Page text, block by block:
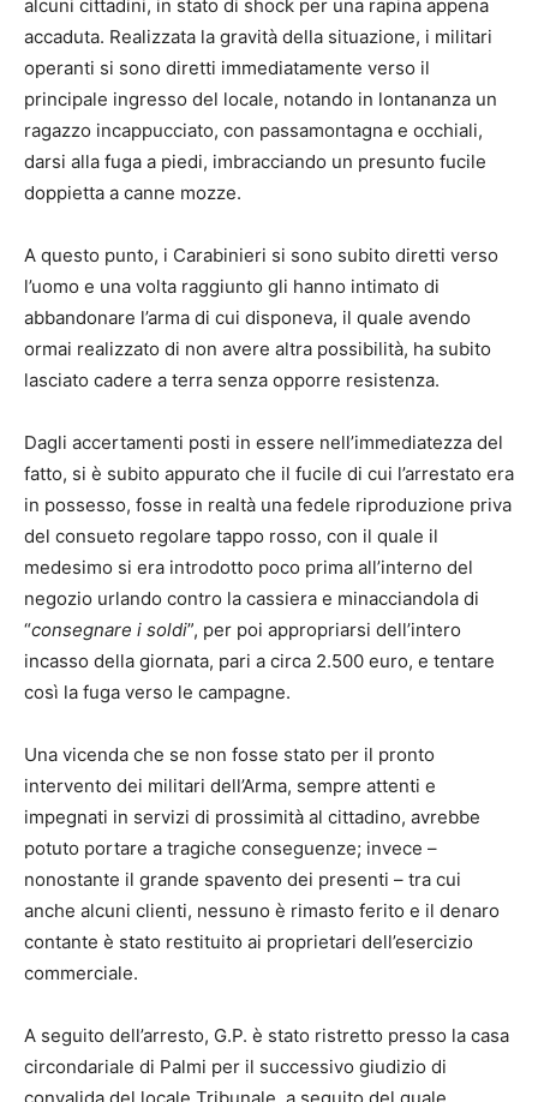
alcuni cittadini, in stato di shock per una rapina appena
accaduta. Realizzata la gravità della situazione, i militari
operanti si sono diretti immediatamente verso il
principale ingresso del locale, notando in lontananza un
ragazzo incappucciato, con passamontagna e occhiali,
darsi alla fuga a piedi, imbracciando un presunto fucile
doppietta a canne mozze.
A questo punto, i Carabinieri si sono subito diretti verso
l’uomo e una volta raggiunto gli hanno intimato di
abbandonare l’arma di cui disponeva, il quale avendo
ormai realizzato di non avere altra possibilità, ha subito
lasciato cadere a terra senza opporre resistenza.
Dagli accertamenti posti in essere nell’immediatezza del
fatto, si è subito appurato che il fucile di cui l’arrestato era
in possesso, fosse in realtà una fedele riproduzione priva
del consueto regolare tappo rosso, con il quale il
medesimo si era introdotto poco prima all’interno del
negozio urlando contro la cassiera e minacciandola di
“consegnare i soldi”, per poi appropriarsi dell’intero
incasso della giornata, pari a circa 2.500 euro, e tentare
così la fuga verso le campagne.
Una vicenda che se non fosse stato per il pronto
intervento dei militari dell’Arma, sempre attenti e
impegnati in servizi di prossimità al cittadino, avrebbe
potuto portare a tragiche conseguenze; invece –
nonostante il grande spavento dei presenti – tra cui
anche alcuni clienti, nessuno è rimasto ferito e il denaro
contante è stato restituito ai proprietari dell’esercizio
commerciale.
A seguito dell’arresto, G.P. è stato ristretto presso la casa
circondariale di Palmi per il successivo giudizio di
convalida del locale Tribunale, a seguito del quale